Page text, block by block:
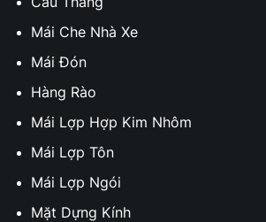
Mái Che Nhà Xe
Mái Đón
Hàng Rào
Mái Lợp Hợp Kim Nhôm
Mái Lợp Tôn
Mái Lợp Ngói
Mặt Dựng Kính